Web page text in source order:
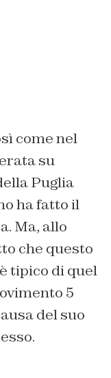
come nel
su
Puglia
ha fatto il
Ma, allo
che questo
tipico di quel
5
del suo